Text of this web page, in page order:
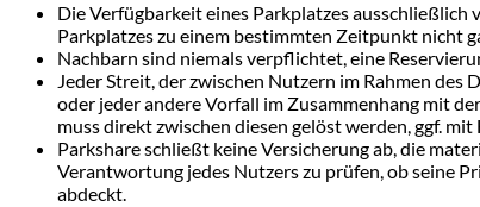
Die Verfügbarkeit eines Parkplatzes ausschließlich
Parkplatzes zu einem bestimmten Zeitpunkt nicht
Nachbarn sind niemals verpflichtet, eine
Jeder Streit, der zwischen Nutzern im Rahmen
oder jeder andere Vorfall im Zusammenhang mit
muss direkt zwischen diesen gelöst werden, ggf.
Parkshare schließt keine Versicherung ab, die
Verantwortung jedes Nutzers zu prüfen, ob seine
abdeckt.